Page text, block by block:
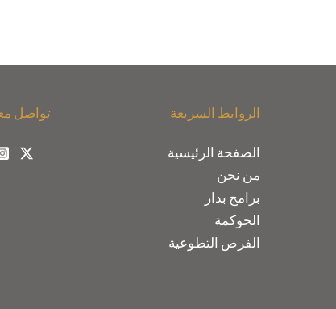
الروابط السريعة
الصفحة الرئيسية
من نحن
برامج بدار
الحوكمة
الفرص التطوعية
تواصل